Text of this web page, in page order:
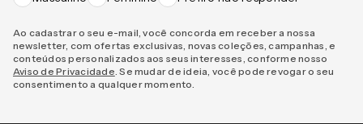
Ao cadastrar o seu e-mail, você concorda em receber a nossa
newsletter, com ofertas exclusivas, novas coleções, campanhas, e
conteúdos personalizados aos seus interesses, conforme nosso
Aviso de Privacidade . Se mudar de ideia, você pode revogar o seu
consentimento a qualquer momento.